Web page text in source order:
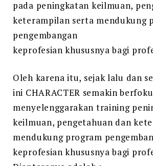
pada peningkatan keilmuan,
keterampilan serta mendukung
pengembangan
keprofesian khususnya bagi
Oleh karena itu, sejak lalu dan
ini CHARACTER semakin
menyelenggarakan training
keilmuan, pengetahuan dan
mendukung program
keprofesian khususnya bagi